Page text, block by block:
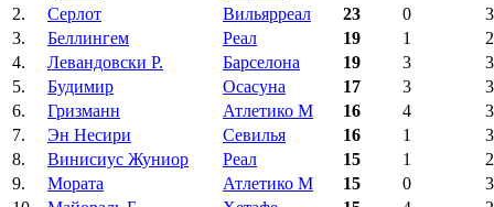
2.
Серлот Вильярреал 23 0
3.
Беллингем Реал 19 1
4.
Левандовски Р. Барселона 19 3
5.
Будимир Осасуна 17 3
6.
Гризманн Атлетико М 16 4
7.
Эн Несири Севилья 16 1
8.
Винисиус Жуниор Реал 15 1
9.
Мората Атлетико М 15 0